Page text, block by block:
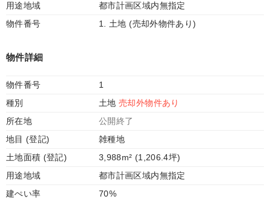
用途地域
都市計画区域内無指定
物件番号
1. 土地 (売却外物件あり)
物件詳細
物件番号
1
種別
土地売却外物件あり
所在地
公開終了
地目 (登記)
雑種地
土地面積 (登記)
3,988m² (1,206.4坪)
用途地域
都市計画区域内無指定
建ぺい率
70%